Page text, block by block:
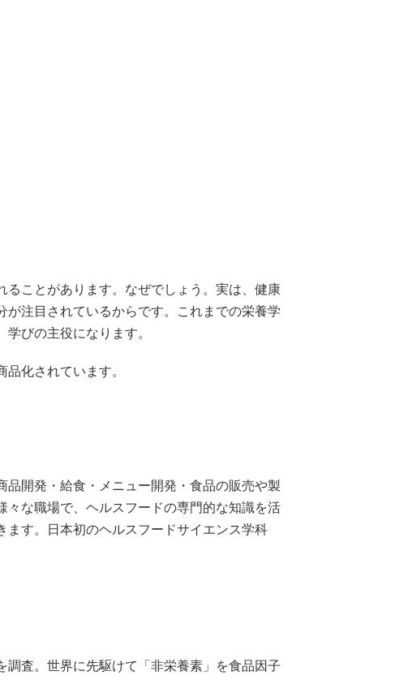
ことがあります。なぜでしょう。実は、健康
注目されているからです。これまでの栄養学
びの主役になります。
化されています。
開発・給食・メニュー開発・食品の販売や製
な職場で、ヘルスフードの専門的な知識を活
す。日本初のヘルスフードサイエンス学科
査。世界に先駆けて「非栄養素」を食品因子